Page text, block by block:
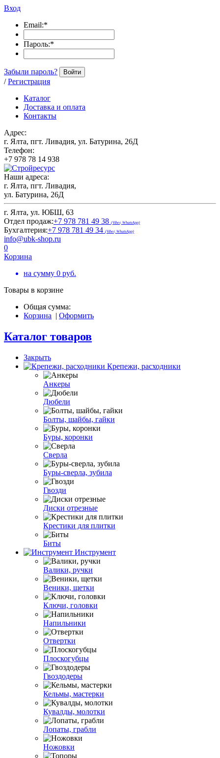
Вход
Email:*
Пароль:*
Забыли пароль? Войти
/ Регистрация
Каталог
Доставка и оплата
Контакты
Адрес:
г. Ялта, пгт. Ливадия, ул. Батурина, 26Д
Телефон:
+7 978 78 14 938
Наши адреса:
г. Ялта, пгт. Ливадия,
ул. Батурина, 26Д
г. Ялта, ул. ЮБШ, 63
Отдел продаж:+7 978 781 49 38 (Viber, WhatsApp)
Бухгалтерия:+7 978 781 49 34 (Viber, WhatsApp)
info@ubk-shop.ru
0
Корзина
на сумму 0 руб.
Товары в корзине
Общая сумма:
Корзина | Оформить
Каталог товаров
Закрыть
Крепежи, расходники
Анкеры
Дюбели
Болты, шайбы, гайки
Буры, коронки
Сверла
Буры-сверла, зубила
Гвозди
Диски отрезные
Крестики для плитки
Биты
Инструмент
Валики, ручки
Веники, щетки
Ключи, головки
Напильники
Отвертки
Плоскогубцы
Гвоздодеры
Кельмы, мастерки
Кувалды, молотки
Лопаты, грабли
Ножовки